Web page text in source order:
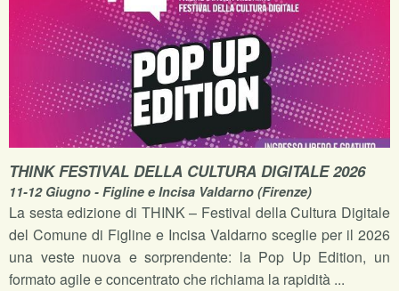
THINK FESTIVAL DELLA CULTURA DIGITALE 2026
11-12 Giugno - Figline e Incisa Valdarno (Firenze)
La sesta edizione di THINK – Festival della Cultura Digitale
del Comune di Figline e Incisa Valdarno sceglie per il 2026
una veste nuova e sorprendente: la Pop Up Edition, un
formato agile e concentrato che richiama la rapidità ...